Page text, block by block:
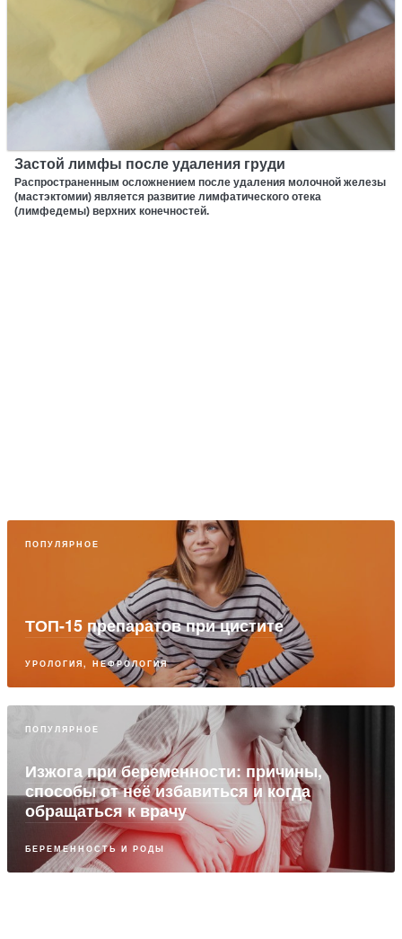
Застой лимфы после удаления груди
Распространенным осложнением после удаления молочной железы
(мастэктомии) является развитие лимфатического отека
(лимфедемы) верхних конечностей.
ПОПУЛЯРНОЕ
ТОП-15 препаратов при цистите
УРОЛОГИЯ, НЕФРОЛОГИЯ
ПОПУЛЯРНОЕ
Изжога при беременности: причины,
способы от неё избавиться и когда
обращаться к врачу
БЕРЕМЕННОСТЬ И РОДЫ